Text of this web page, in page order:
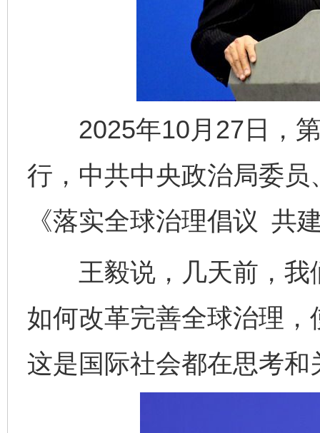
2025年10月27日，第
行，中共中央政治局委
《落实全球治理倡议 共
王毅说，几天前，我
如何改革完善全球治理
这是国际社会都在思考